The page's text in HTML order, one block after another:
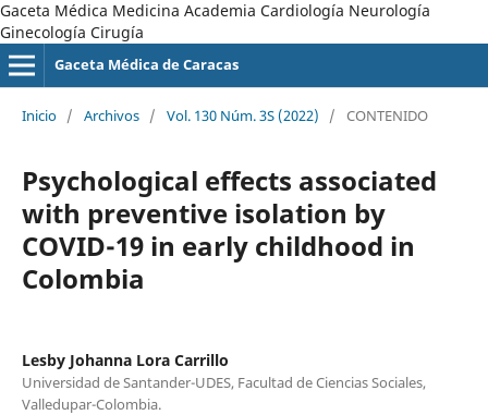
Gaceta Médica Medicina Academia Cardiología Neurología
Ginecología Cirugía
Gaceta Médica de Caracas
Inicio / Archivos / Vol. 130 Núm. 3S (2022) / CONTENIDO
Psychological effects associated
with preventive isolation by
COVID-19 in early childhood in
Colombia
Lesby Johanna Lora Carrillo
Universidad de Santander-UDES, Facultad de Ciencias Sociales,
Valledupar-Colombia.